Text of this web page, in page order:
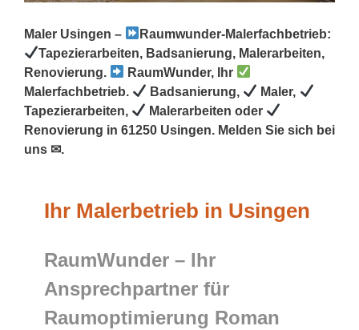
Maler Usingen –
Raumwunder-Malerfachbetrieb:
Tapezierarbeiten, Badsanierung, Malerarbeiten,
Renovierung.
RaumWunder, Ihr
Malerfachbetrieb.
Badsanierung,
Maler,
Tapezierarbeiten,
Malerarbeiten oder
Renovierung in 61250 Usingen. Melden Sie sich bei
uns ✉.
Ihr Malerbetrieb in Usingen
RaumWunder – Ihr
Ansprechpartner für
Raumoptimierung Roman